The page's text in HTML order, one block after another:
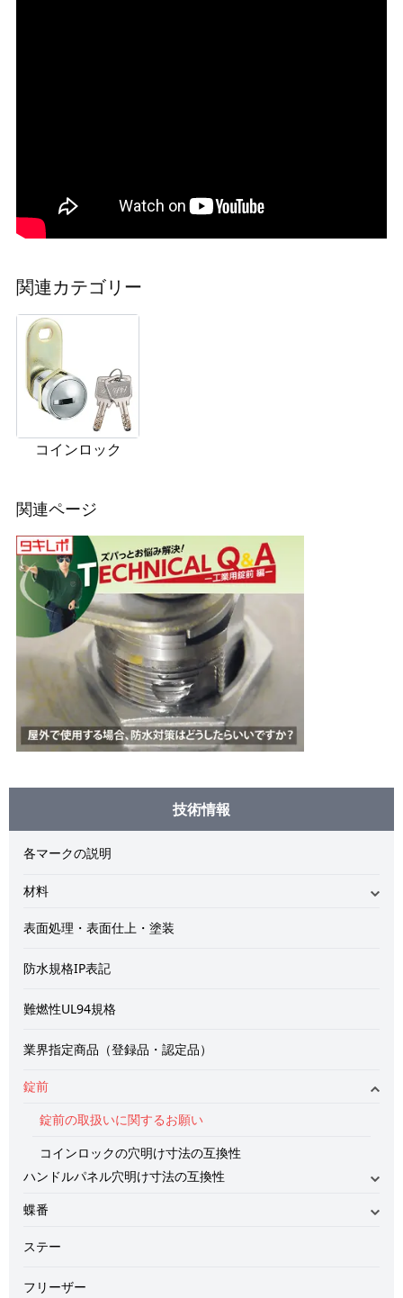
関連カテゴリー
コインロック
関連ページ
技術情報
各マークの説明
材料
材料の記号
ダイカスト・黄銅
プラスチック・ゴム
表面処理・表面仕上・塗装
防水規格IP表記
難燃性UL94規格
業界指定商品（登録品・認定品）
錠前
錠前の取扱いに関するお願い
コインロックの穴明け寸法の互換性
キーシステム
ハンドルパネル穴明け寸法の互換性
平面スイングハンドル
平面ハンドル・防水フラットハンドル
蝶番
蝶番のご案内
ステー
フリーザー